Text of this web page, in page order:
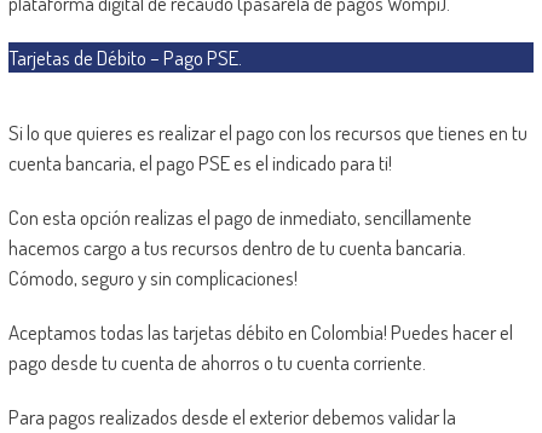
Tarjetas de Débito – Pago PSE.
Si lo que quieres es realizar el pago con los recursos que tienes en tu
cuenta bancaria, el pago PSE es el indicado para ti!
Con esta opción realizas el pago de inmediato, sencillamente
hacemos cargo a tus recursos dentro de tu cuenta bancaria.
Cómodo, seguro y sin complicaciones!
Aceptamos todas las tarjetas débito en Colombia! Puedes hacer el
pago desde tu cuenta de ahorros o tu cuenta corriente.
Para pagos realizados desde el exterior debemos validar la